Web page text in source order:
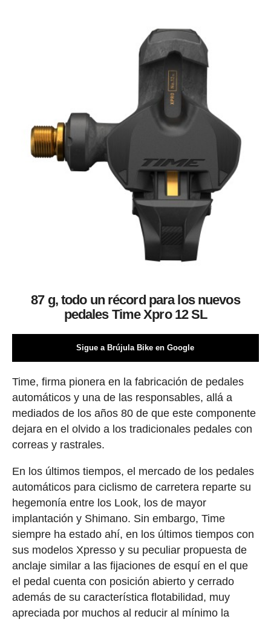
87 g, todo un récord para los nuevos
pedales Time Xpro 12 SL
Sigue a Brújula Bike en Google
Time, firma pionera en la fabricación de pedales
automáticos y una de las responsables, allá a
mediados de los años 80 de que este componente
dejara en el olvido a los tradicionales pedales con
correas y rastrales.
En los últimos tiempos, el mercado de los pedales
automáticos para ciclismo de carretera reparte su
hegemonía entre los Look, los de mayor
implantación y Shimano. Sin embargo, Time
siempre ha estado ahí, en los últimos tiempos con
sus modelos Xpresso y su peculiar propuesta de
anclaje similar a las fijaciones de esquí en el que
el pedal cuenta con posición abierto y cerrado
además de su característica flotabilidad, muy
apreciada por muchos al reducir al mínimo la